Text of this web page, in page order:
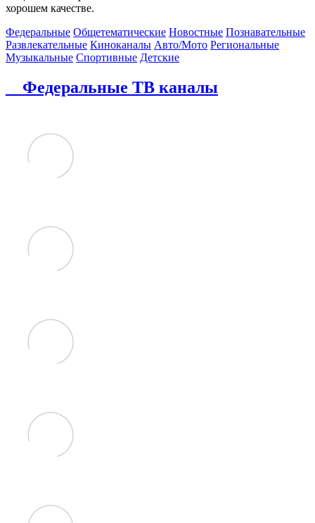
хорошем качестве.
Федеральные Общетематические Новостные Познавательные
Развлекательные Киноканалы Авто/Мото Региональные
Музыкальные Спортивные Детские
Федеральные ТВ каналы